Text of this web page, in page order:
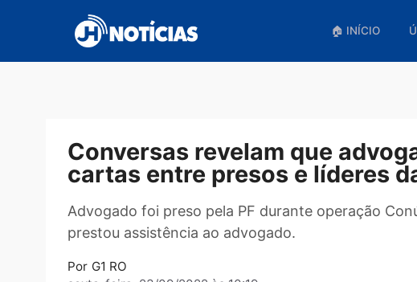
conteúdo
🏠
Conversas revelam que
cartas entre presos e
Advogado foi preso pela PF durante
prestou assistência ao advogado.